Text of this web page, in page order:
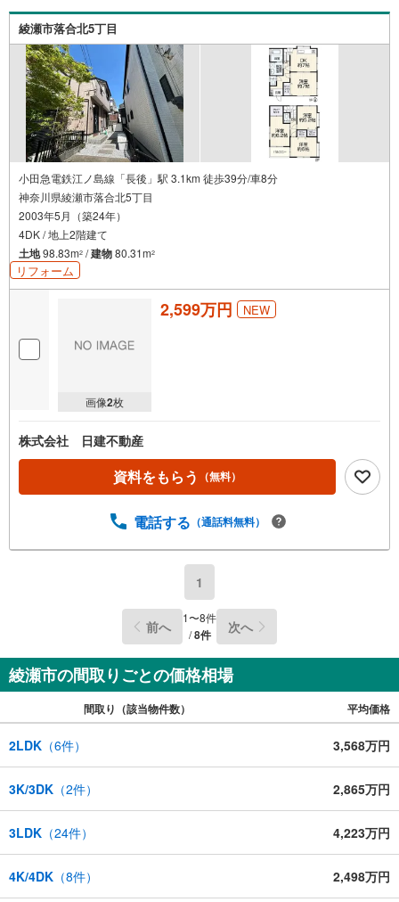
す。◎個別FP相談会 無料物件のご紹介だけでなく住宅ロ
ーン・資金のご相談、まずは家探しについて話を聞きたい
という方も大歓迎です！年間8000棟以上の限定物件を発表
しているオープンハウスだから出会える物件が多数ござい
ます。ぜひお気軽にご連絡・ご相談ください！※限定物件:
当社のみ、もしくは当社を含めた数社でのみご紹介可能な
オープンハウス・ディベロップメントの物件
綾瀬市落合北5丁目
小田急電鉄江ノ島線「長後」駅 3.1km 徒歩39分/車8分
神奈川県綾瀬市落合北5丁目
2003年5月（築24年）
4DK / 地上2階建て
土地98.83m2 /建物80.31m2
リフォーム
画像2枚
2,599万円 NEW
株式会社 日建不動産
資料をもらう （無料）
電話する （通話料無料）
1
前へ 1〜8件
/8件 次へ
綾瀬市の間取りごとの価格相場
間取り（該当物件数） 平均価格
2LDK （6件） 3,568万円
3K/3DK （2件） 2,865万円
3LDK （24件） 4,223万円
4K/4DK （8件） 2,498万円